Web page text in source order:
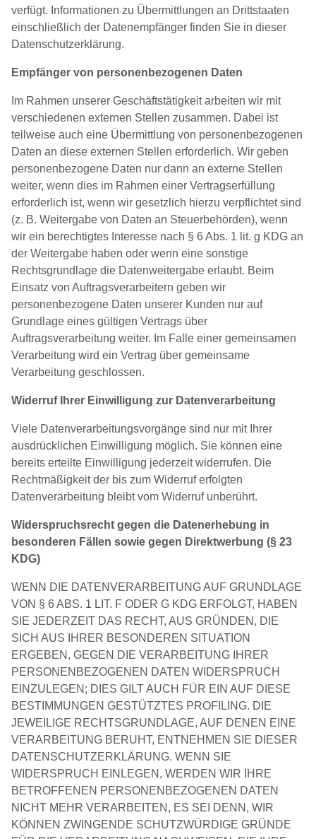
verfügt. Informationen zu Übermittlungen an Drittstaaten
einschließlich der Datenempfänger finden Sie in dieser
Datenschutzerklärung.
Empfänger von personenbezogenen Daten
Im Rahmen unserer Geschäftstätigkeit arbeiten wir mit
verschiedenen externen Stellen zusammen. Dabei ist
teilweise auch eine Übermittlung von personenbezogenen
Daten an diese externen Stellen erforderlich. Wir geben
personenbezogene Daten nur dann an externe Stellen
weiter, wenn dies im Rahmen einer Vertragserfüllung
erforderlich ist, wenn wir gesetzlich hierzu verpflichtet sind
(z. B. Weitergabe von Daten an Steuerbehörden), wenn
wir ein berechtigtes Interesse nach § 6 Abs. 1 lit. g KDG an
der Weitergabe haben oder wenn eine sonstige
Rechtsgrundlage die Datenweitergabe erlaubt. Beim
Einsatz von Auftragsverarbeitern geben wir
personenbezogene Daten unserer Kunden nur auf
Grundlage eines gültigen Vertrags über
Auftragsverarbeitung weiter. Im Falle einer gemeinsamen
Verarbeitung wird ein Vertrag über gemeinsame
Verarbeitung geschlossen.
Widerruf Ihrer Einwilligung zur Datenverarbeitung
Viele Datenverarbeitungsvorgänge sind nur mit Ihrer
ausdrücklichen Einwilligung möglich. Sie können eine
bereits erteilte Einwilligung jederzeit widerrufen. Die
Rechtmäßigkeit der bis zum Widerruf erfolgten
Datenverarbeitung bleibt vom Widerruf unberührt.
Widerspruchsrecht gegen die Datenerhebung in
besonderen Fällen sowie gegen Direktwerbung (§ 23
KDG)
WENN DIE DATENVERARBEITUNG AUF GRUNDLAGE
VON § 6 ABS. 1 LIT. F ODER G KDG ERFOLGT, HABEN
SIE JEDERZEIT DAS RECHT, AUS GRÜNDEN, DIE
SICH AUS IHRER BESONDEREN SITUATION
ERGEBEN, GEGEN DIE VERARBEITUNG IHRER
PERSONENBEZOGENEN DATEN WIDERSPRUCH
EINZULEGEN; DIES GILT AUCH FÜR EIN AUF DIESE
BESTIMMUNGEN GESTÜTZTES PROFILING. DIE
JEWEILIGE RECHTSGRUNDLAGE, AUF DENEN EINE
VERARBEITUNG BERUHT, ENTNEHMEN SIE DIESER
DATENSCHUTZERKLÄRUNG. WENN SIE
WIDERSPRUCH EINLEGEN, WERDEN WIR IHRE
BETROFFENEN PERSONENBEZOGENEN DATEN
NICHT MEHR VERARBEITEN, ES SEI DENN, WIR
KÖNNEN ZWINGENDE SCHUTZWÜRDIGE GRÜNDE